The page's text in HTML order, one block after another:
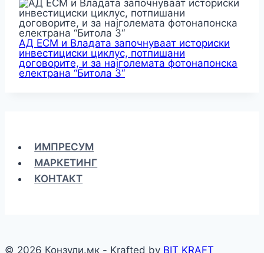
АД ЕСМ и Владата започнуваат историски
инвестициски циклус, потпишани
договорите, и за најголемата фотонапонска
електрана “Битола 3“
ИМПРЕСУМ
МАРКЕТИНГ
КОНТАКТ
© 2026 Конзули.мк - Krafted by BIT KRAFT